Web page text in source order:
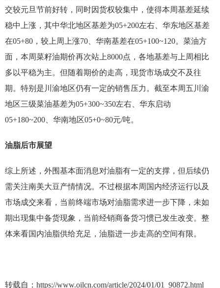
交较元旦节前好转，同时因货权较集中，使得本周基差延续
稳中上涨，其中华北地区基差为05+200左右、华东地区基差
在05+80，较上周上涨70、华南基差在05+100~120。菜油方
面，本周菜籽油期价再次站上8000点，各地基差与上周相比
多以平稳为主。但随着期价的走高，现货市场成交不及往
期。特别是川渝地区仍有一定的销售压力。截至本周五川渝
地区三级菜油基差为05+300~350左右、华东启动
05+180~200、华南地区05+0~80元/吨。
油脂后市展望
综上所述，外围基本面消息对油脂有一定的支撑，但后续仍
需关注南美大豆产情情况。不过根据本周国内经济运行以及
市场成交来看，当前终端市场对油脂需求进一步下降，未如
期出现集中备货现象，当前经销商备货习惯已发生改变。整
体来看国内油脂供给充足，油脂进一步走高的空间有限。
转载自：https://www.oilcn.com/article/2024/01/01_90872.html